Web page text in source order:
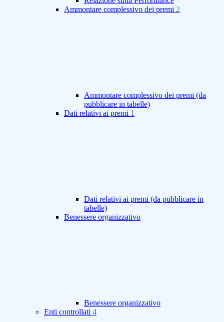
Ammontare complessivo dei premi 2
Ammontare complessivo dei premi (da
pubblicare in tabelle)
Dati relativi ai premi 1
Dati relativi ai premi (da pubblicare in
tabelle)
Benessere organizzativo
Benessere organizzativo
Enti controllati 4